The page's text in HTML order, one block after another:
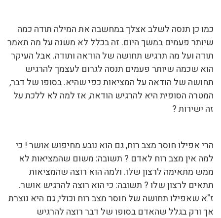
כמו כן תנסה לשלב אצלך במחשבה את המילה תודה כמה
שיותר פעמים במשך היום. זה בכלל לא משנה על מה תאמר
תודה ועל מה תרגיש תחושה של הודאה ותודה. אבל העיקר
הוא שכמה שיותר פעמים תנסה לגרום לעצמך להרגיש
תחושה של הודאה על המציאות כפי שהיא. בסופו של דבר,
המטרה הסופית היא להרגיש הודאה, אז למה לא ללכת על
זה ישירות ?
הרי אפילו חוסר מצב רוח, גם הוא נובע מחיפוש אושר ! כי
למה אין מצב רוח לאדם ? תשובה: משום שהמציאות לא
ממש מתאימה לרצון שלו. ולמה הוא רוצה שהמציאות
תתאים לרצון שלו ? תשובה: כי הוא רוצה להרגיש אושר.
ז"א שאפילו תחושה של חוסר מצב רוח וכולי, גם היא נוצרת
אך ורק בגלל שהאדם בסופו של דבר רוצה להרגיש